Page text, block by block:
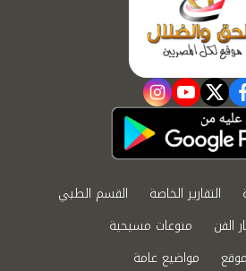
facebook
twitter
youtube
instagram
التقارير الخاصة
القسم الطبي
الفن
منوعات مسيحية
مواضيع عامة